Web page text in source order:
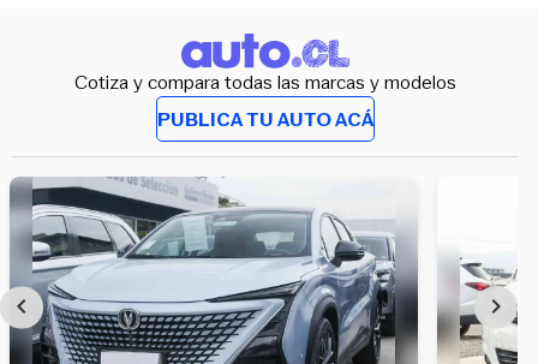
Cotiza y compara todas las marcas y modelos
PUBLICA TU AUTO ACÁ